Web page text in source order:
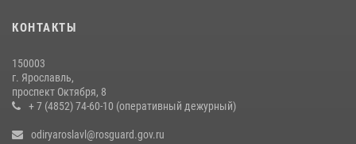
КОНТАКТЫ
150003
г. Ярославль,
проспект Октября, 8
+ 7 (4852) 74-60-10 (оперативный дежурный)
odiryaroslavl@rosguard.gov.ru